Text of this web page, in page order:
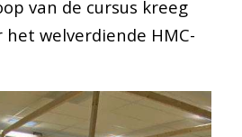
van de cursus kreeg
welverdiende HMC-